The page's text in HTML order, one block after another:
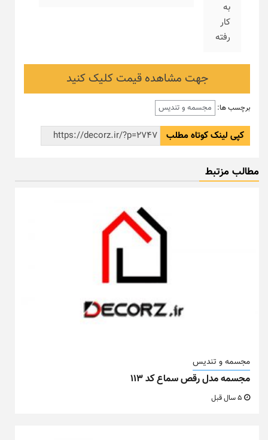
به
کار
رفته
جهت مشاهده قیمت کلیک کنید
برچسب ها: مجسمه و تندیس
کپی لینک کوتاه مطلب
مطالب مزتبط
مجسمه و تندیس
مجسمه مدل رقص سماع کد ۱۱۳